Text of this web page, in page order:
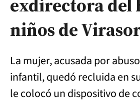
exdirectora del
niños de
La mujer, acusada por
infantil, quedó recluida en
le colocó un dispositivo de